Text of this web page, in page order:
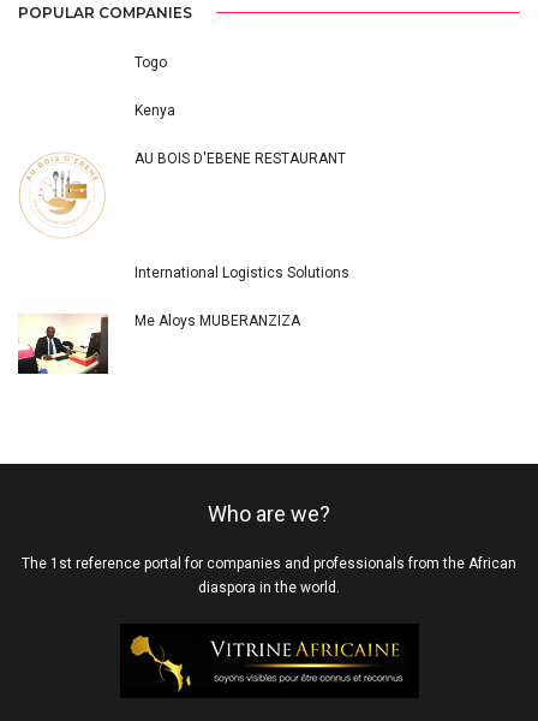
POPULAR COMPANIES
Togo
Kenya
AU BOIS D'EBENE RESTAURANT
International Logistics Solutions
Me Aloys MUBERANZIZA
Who are we?
The 1st reference portal for companies and professionals from the African
diaspora in the world.